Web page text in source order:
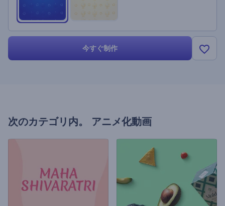
今すぐ制作
次のカテゴリ内。 アニメ化動画